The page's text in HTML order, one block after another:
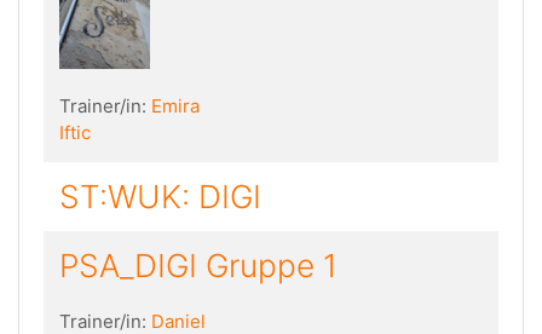
Trainer/in: Emira
Iftic
ST:WUK: DIGI
PSA_DIGI Gruppe 1
Trainer/in: Daniel